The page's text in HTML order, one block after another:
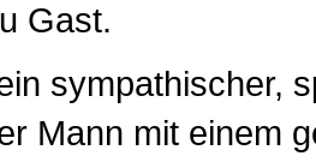
Gast.
sympathischer,
Mann mit einem